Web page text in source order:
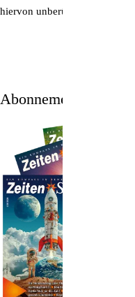
hiervon unberührt.
Abonnement